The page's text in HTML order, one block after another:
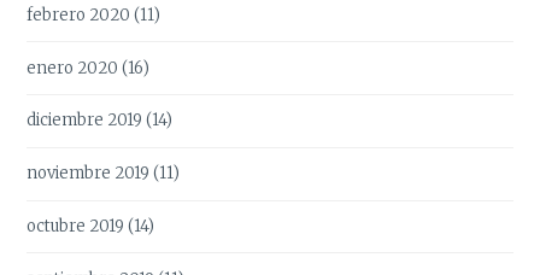
febrero 2020 (11)
enero 2020 (16)
diciembre 2019 (14)
noviembre 2019 (11)
octubre 2019 (14)